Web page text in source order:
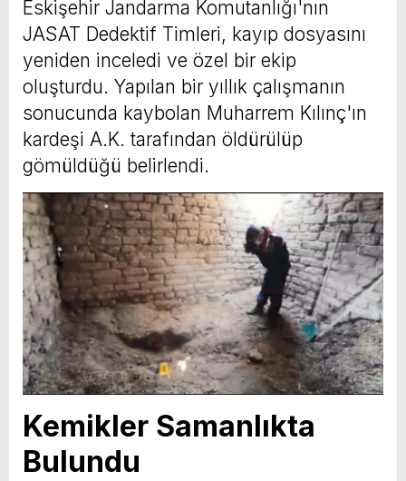
Eskişehir Jandarma Komutanlığı'nın
JASAT Dedektif Timleri, kayıp dosyasını
yeniden inceledi ve özel bir ekip
oluşturdu. Yapılan bir yıllık çalışmanın
sonucunda kaybolan Muharrem Kılınç'ın
kardeşi A.K. tarafından öldürülüp
gömüldüğü belirlendi.
Kemikler Samanlıkta
Bulundu